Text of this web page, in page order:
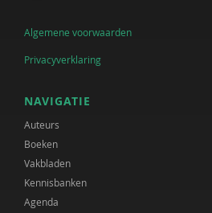
Algemene voorwaarden
Privacyverklaring
NAVIGATIE
Auteurs
Boeken
Vakbladen
Kennisbanken
Agenda